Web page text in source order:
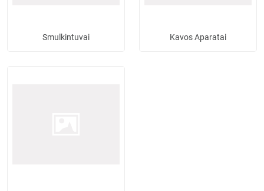
Smulkintuvai Kavos Aparatai